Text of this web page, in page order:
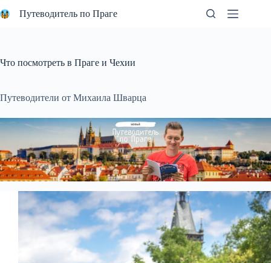
к
Путеводитель по Праге
Что посмотреть в Праге и Чехии
Путеводители от Михаила Шварца